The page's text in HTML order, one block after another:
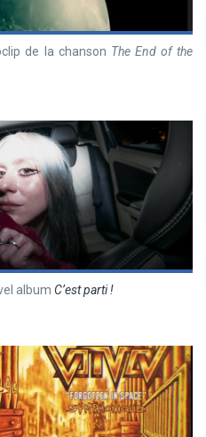
de la chanson The End of the
album C’est parti !